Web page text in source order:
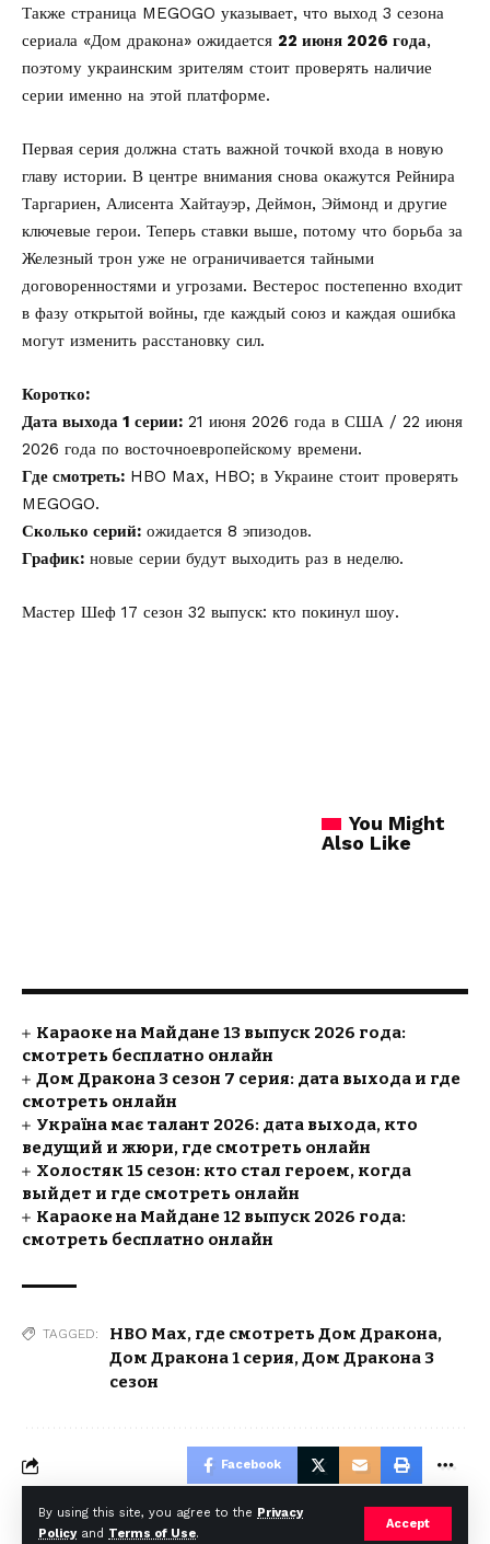
By using this site, you agree to the Privacy
Policyand Terms of Use.
Accept
Также страница MEGOGO указывает, что выход 3 сезона
сериала «Дом дракона» ожидается 22 июня 2026 года,
поэтому украинским зрителям стоит проверять наличие
серии именно на этой платформе.
Первая серия должна стать важной точкой входа в новую
главу истории. В центре внимания снова окажутся Рейнира
Таргариен, Алисента Хайтауэр, Деймон, Эймонд и другие
ключевые герои. Теперь ставки выше, потому что борьба за
Железный трон уже не ограничивается тайными
договоренностями и угрозами. Вестерос постепенно входит
в фазу открытой войны, где каждый союз и каждая ошибка
могут изменить расстановку сил.
Коротко:
Дата выхода 1 серии: 21 июня 2026 года в США / 22 июня
2026 года по восточноевропейскому времени.
Где смотреть: HBO Max, HBO; в Украине стоит проверять
MEGOGO.
Сколько серий: ожидается 8 эпизодов.
График: новые серии будут выходить раз в неделю.
Мастер Шеф 17 сезон 32 выпуск: кто покинул шоу.
You Might
Also Like
Караоке на Майдане 13 выпуск 2026 года:
смотреть бесплатно онлайн
Дом Дракона 3 сезон 7 серия: дата выхода и где
смотреть онлайн
Україна має талант 2026: дата выхода, кто
ведущий и жюри, где смотреть онлайн
Холостяк 15 сезон: кто стал героем, когда
выйдет и где смотреть онлайн
Караоке на Майдане 12 выпуск 2026 года:
смотреть бесплатно онлайн
TAGGED: HBO Max, где смотреть Дом Дракона,
Дом Дракона 1 серия,Дом Дракона 3
сезон
Facebook